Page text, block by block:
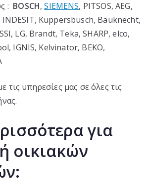
: BOSCH,SIEMENS, PITSOS, AEG,
INDESIT, Kuppersbusch, Bauknecht,
LG, Brandt, Teka, SHARP, elco,
IGNIS, Kelvinator, BEKO,
τις υπηρεσίες μας σε όλες τις
για
οικιακών